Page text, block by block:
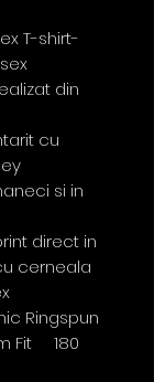
T-shirt-
din
cu
si in
direct in
cerneala
Ringspun
Fit 180